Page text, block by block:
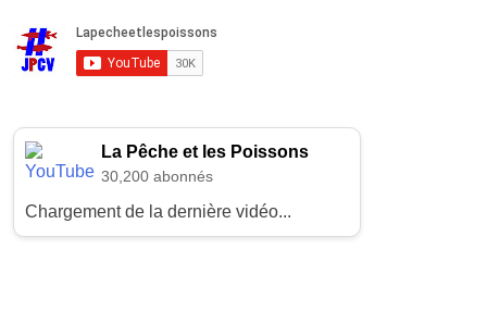
La Pêche et les Poissons
30,200 abonnés
Chargement de la dernière vidéo...